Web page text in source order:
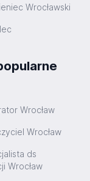
Wrocławski
Wrocław
Wrocław
ds
Wrocław